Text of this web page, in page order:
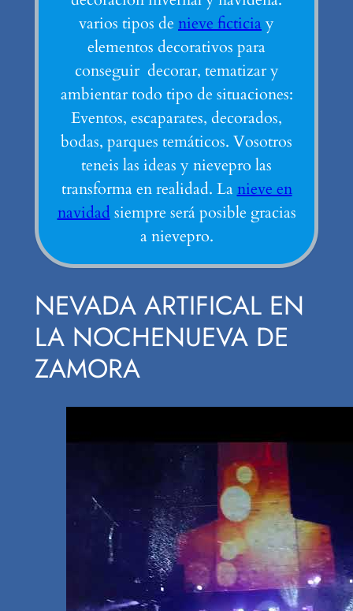
varios tipos de nieve ficticia y
elementos decorativos para
conseguir decorar, tematizar y
ambientar todo tipo de situaciones:
Eventos, escaparates, decorados,
bodas, parques temáticos. Vosotros
teneis las ideas y nievepro las
transforma en realidad. La nieve en
navidad siempre será posible gracias
a nievepro.
NEVADA ARTIFICAL EN
LA NOCHENUEVA DE
ZAMORA